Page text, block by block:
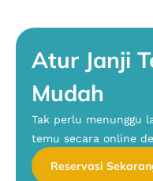
Atur Janji
Mudah
Tak perlu menunggu
temu secara online
Reservasi